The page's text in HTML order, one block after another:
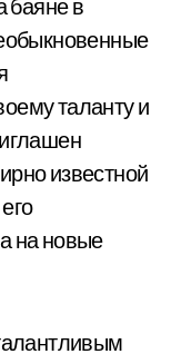
баяне в
таланту и
известной
на новые